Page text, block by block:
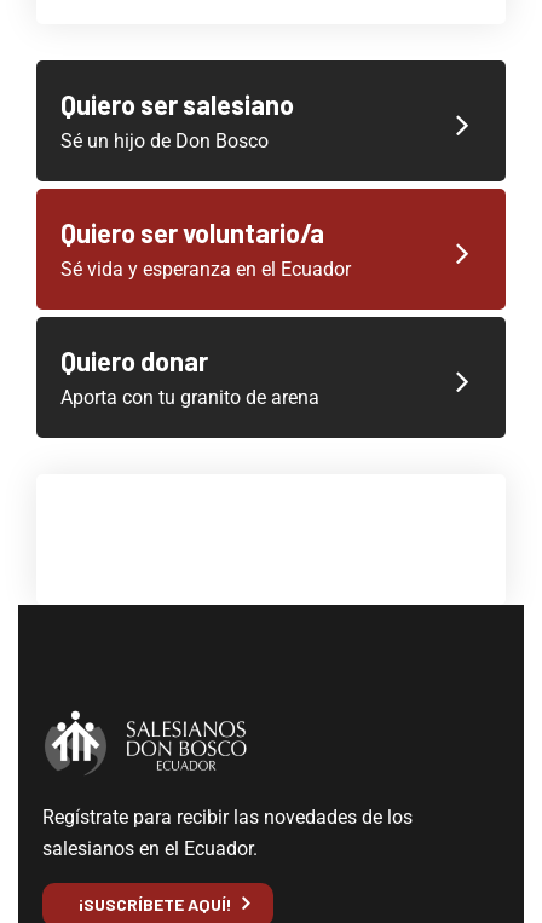
Quiero ser salesiano
Sé un hijo de Don Bosco
Quiero ser voluntario/a
Sé vida y esperanza en el Ecuador
Quiero donar
Aporta con tu granito de arena
Regístrate para recibir las novedades de los
salesianos en el Ecuador.
¡SUSCRÍBETE AQUÍ!